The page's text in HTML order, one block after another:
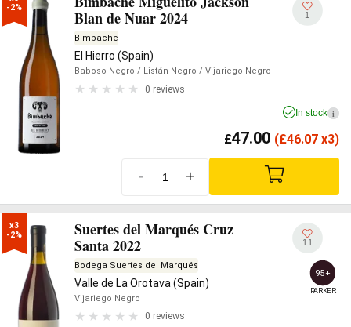
-2%
Blan de Nuar 2024
Bimbache
El Hierro (Spain)
Baboso Negro / Listán Negro / Vijariego Negro
0 reviews
1
In stock i
£47.00 (£46.07 x3)
- +
x3
-2%
Suertes del Marqués Cruz
Santa 2022
Bodega Suertes del Marqués
Valle de La Orotava (Spain)
Vijariego Negro
0 reviews
11
95+
PARKER